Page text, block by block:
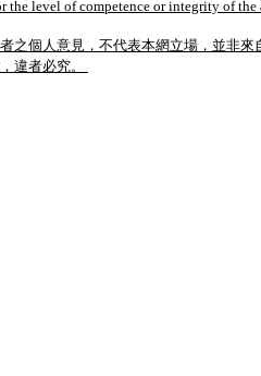
level of competence or integrity of
之個人意見，不代表本網立場，並非
違者必究。